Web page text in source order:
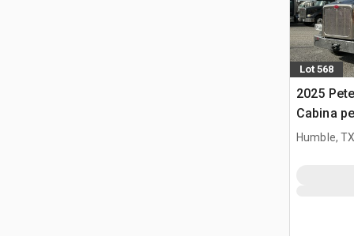
Lot 568
2025
Cabina
assi
Humble,